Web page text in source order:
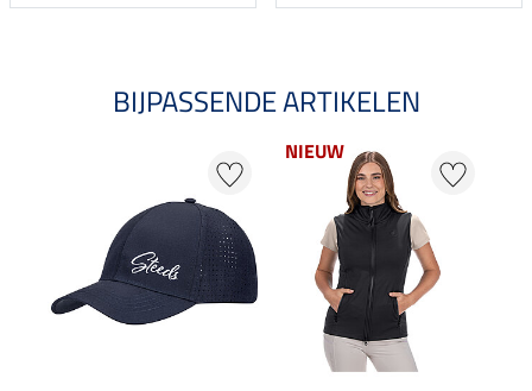
BIJPASSENDE ARTIKELEN
NIEUW